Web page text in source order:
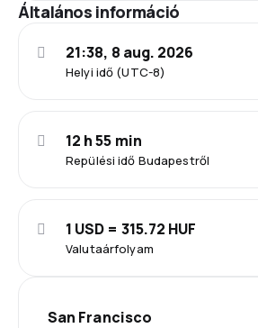
Általános információ
Helyi idő (UTC-8)
21:38, 8 aug. 2026
Repülési idő Budapestről
12 h 55 min
Valutaárfolyam
1 USD = 315.72 HUF
San Francisco